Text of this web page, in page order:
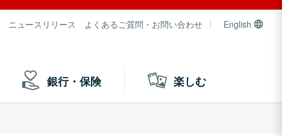
ニュースリリース よくあるご質問・お問い合わせ English
銀行・保険 楽しむ